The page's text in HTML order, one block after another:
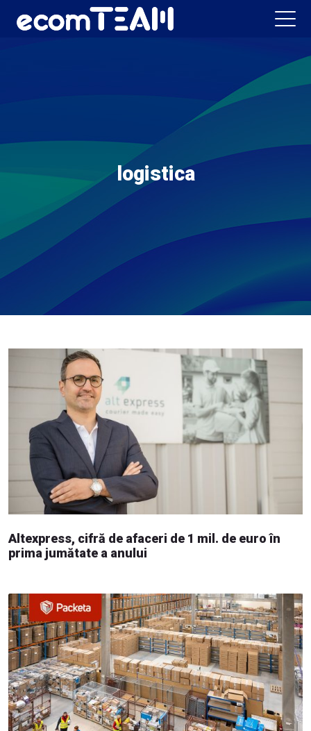
logistica
Altexpress, cifră de afaceri de 1 mil. de euro în
prima jumătate a anului